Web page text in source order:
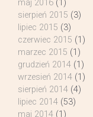
maj 2016 (1)
sierpień 2015 (3)
lipiec 2015 (3)
czerwiec 2015 (1)
marzec 2015 (1)
grudzień 2014 (1)
wrzesień 2014 (1)
sierpień 2014 (4)
lipiec 2014 (53)
maj 2014 (1)